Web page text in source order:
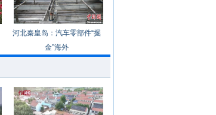
河北秦皇岛：汽车零部件“掘
金”海外